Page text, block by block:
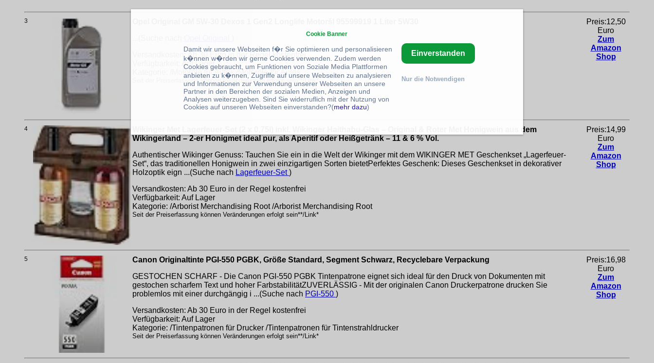
3
Versandkosten: Ab 30 Euro in der Regel kostenfrei
Verfügbarkeit: Auf Lager
Kategorie: /Motoröle für Autos /Motoröle für Autos
Seit der Preiserfassung können Veränderungen erfolgt sein**/Link*
Preis:12,50
Euro
Zum
Amazon
Shop
4
Wikinger Met Lagerfeuer-Set (2 x 0,75l) inkl. Wikinger Haithabu-Glas – Original & Roter Met Honigwein aus dem
Wikingerland – 2-er Honigmet ideal pur, als Aperitif oder Heißgetränk – 11 & 6 % Vol.
Authentischer Wikinger Genuss: Tauchen Sie ein in die Welt der Wikinger mit dem WIKINGER MET Geschenkset „Lagerfeuer-
Set“, das traditionellen Honigwein in zwei einzigartigen Sorten bietetPerfektes Geschenk: Dieses Geschenkset in dekorativer
Holzoptik eign ...(Suche nach Lagerfeuer-Set)
Versandkosten: Ab 30 Euro in der Regel kostenfrei
Verfügbarkeit: Auf Lager
Kategorie: /Arborist Merchandising Root /Arborist Merchandising Root
Seit der Preiserfassung können Veränderungen erfolgt sein**/Link*
Preis:14,99
Euro
Zum
Amazon
Shop
5
Canon Originaltinte PGI-550 PGBK, Größe Standard, Segment Schwarz, Recyclebare Verpackung
GESTOCHEN SCHARF - Die Canon PGI-550 PGBK Tintenpatrone eignet sich ideal für den Druck von Dokumenten mit
gestochen scharfem Text und hoher FarbstabilitätZUVERLÄSSIG - Mit der originalen Canon Druckerpatrone drucken Sie
problemlos mit einer durchgängig i ...(Suche nach PGI-550 )
Versandkosten: Ab 30 Euro in der Regel kostenfrei
Verfügbarkeit: Auf Lager
Kategorie: /Tintenpatronen für Drucker /Tintenpatronen für Tintenstrahldrucker
Seit der Preiserfassung können Veränderungen erfolgt sein**/Link*
Preis:16,98
Euro
Zum
Amazon
Shop
Cookie Banner
Damit wir unsere Webseiten f�r Sie optimieren und personalisieren
k�nnen w�rden wir gerne Cookies verwenden. Zudem werden
Cookies gebraucht, um Funktionen von Soziale Media Plattformen
anbieten zu k�nnen, Zugriffe auf unsere Webseiten zu analysieren
und Informationen zur Verwendung unserer Webseiten an unsere
Partner in den Bereichen der sozialen Medien, Anzeigen und
Analysen weiterzugeben. Sind Sie widerruflich mit der Nutzung von
Cookies auf unseren Webseiten einverstanden?(mehr dazu)
Einverstanden
Nur die Notwendigen